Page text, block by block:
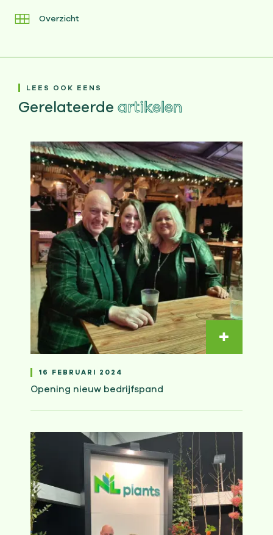
Overzicht
LEES OOK EENS
Gerelateerde artikelen
16 FEBRUARI 2024
Opening nieuw bedrijfspand